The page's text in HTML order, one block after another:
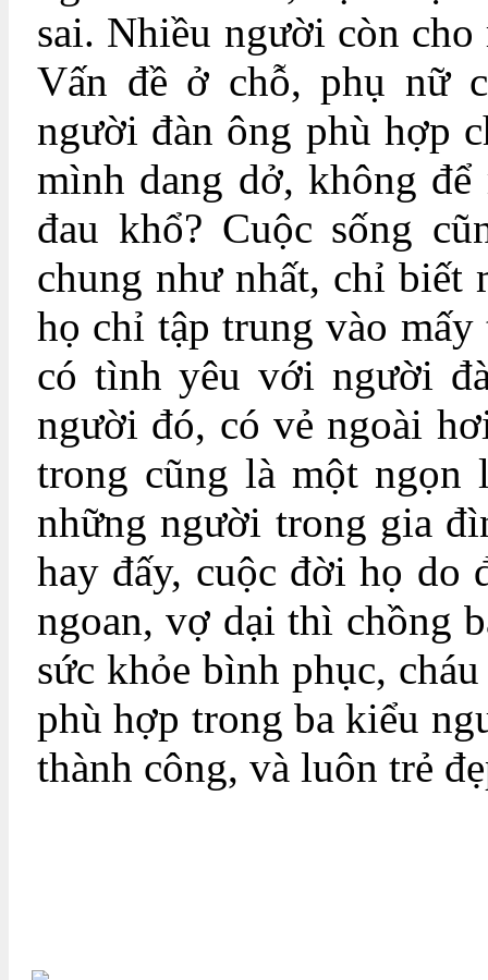
sai. Nhiều người còn
Vấn đề ở chỗ, phụ nữ
người đàn ông phù hợp
mình dang dở, không
đau khổ? Cuộc sống
chung như nhất, chỉ biết
họ chỉ tập trung vào
có tình yêu với người
người đó, có vẻ ngoài
trong cũng là một ngọn
những người trong gia
hay đấy, cuộc đời họ do
ngoan, vợ dại thì chồng
sức khỏe bình phục,
phù hợp trong ba kiểu
thành công, và luôn trẻ